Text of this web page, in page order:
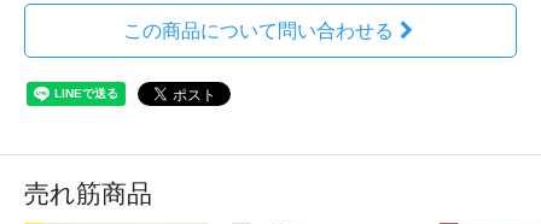
この商品について問い合わせる
売れ筋商品